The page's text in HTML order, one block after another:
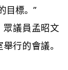
目標。”
議員孟昭文
行的會議。